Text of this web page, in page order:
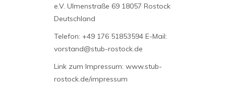
e.V. Ulmenstraße 6918057 Rostock
Deutschland
Telefon: +49 176 51853594E-Mail:
vorstand@stub-rostock.de
Link zum Impressum: www.stub-
rostock.de/impressum